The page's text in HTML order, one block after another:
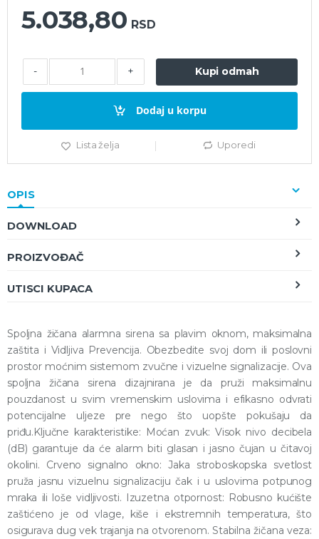
5.038,80 RSD
- +
Dodaj u korpu
Kupi odmah
Lista želja Uporedi
OPIS
DOWNLOAD
PROIZVOĐAČ
UTISCI KUPACA
Spoljna žičana alarmna sirena sa plavim oknom, maksimalna
zaštita i Vidljiva Prevencija. Obezbedite svoj dom ili poslovni
prostor moćnim sistemom zvučne i vizuelne signalizacije. Ova
spoljna žičana sirena dizajnirana je da pruži maksimalnu
pouzdanost u svim vremenskim uslovima i efikasno odvrati
potencijalne uljeze pre nego što uopšte pokušaju da
priđu.Ključne karakteristike: Moćan zvuk: Visok nivo decibela
(dB) garantuje da će alarm biti glasan i jasno čujan u čitavoj
okolini. Crveno signalno okno: Jaka stroboskopska svetlost
pruža jasnu vizuelnu signalizaciju čak i u uslovima potpunog
mraka ili loše vidljivosti. Izuzetna otpornost: Robusno kućište
zaštićeno je od vlage, kiše i ekstremnih temperatura, što
osigurava dug vek trajanja na otvorenom. Stabilna žičana veza: